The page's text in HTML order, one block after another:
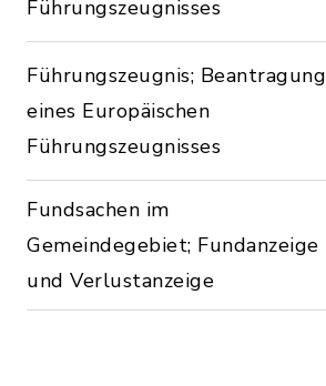
Führungszeugnisses
Führungszeugnis; Beantragung
eines Europäischen
Führungszeugnisses
Fundsachen im
Gemeindegebiet; Fundanzeige
und Verlustanzeige